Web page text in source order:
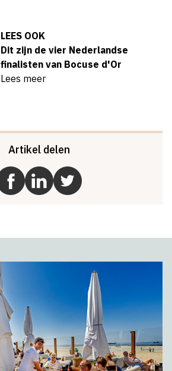
LEES OOK
Dit zijn de vier Nederlandse
finalisten van Bocuse d'Or
Lees meer
Artikel delen